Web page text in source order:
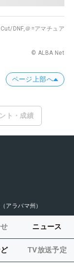
DNF,＠=アマチュア
© ALBA Net
ページ上部へ
ト・成績
アラバマ州）
ニュース
TV放送予定